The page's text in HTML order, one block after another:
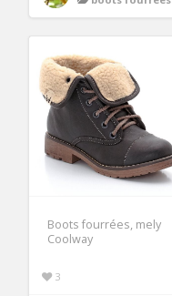
Boots fourrées, mely
Coolway
3